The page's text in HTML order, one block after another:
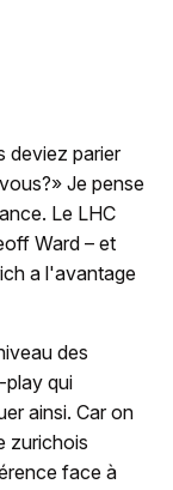
deviez parier
Je pense
Le LHC
Ward – et
a l'avantage
des
play qui
ainsi. Car on
zurichois
face à